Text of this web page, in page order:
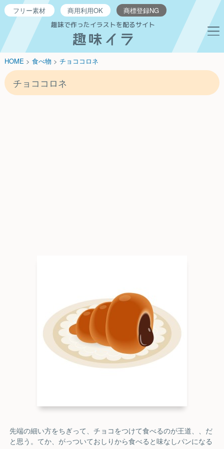
フリー素材 商用利用OK 商標登録NG
趣味で作ったイラストを配るサイト
HOME > 食べ物 > チョココロネ
チョココロネ
先端の細い方をちぎって、チョコをつけて食べるのが王道、、だ
と思う。てか、がっついておしりから食べると味なしパンになる